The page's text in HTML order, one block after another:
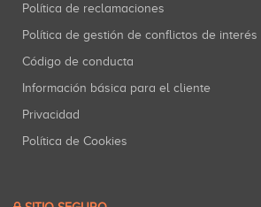
Política de reclamaciones
Política de gestión de conflictos de interés
Código de conducta
Información básica para el cliente
Privacidad
Política de Cookies